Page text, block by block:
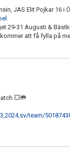
JAS Elit Pojkar 16 i
29-31 Augusti &
att få fylla på
💥🥅
team/